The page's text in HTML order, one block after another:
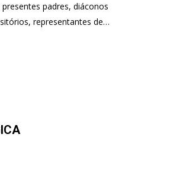
padres, diáconos
representantes de…